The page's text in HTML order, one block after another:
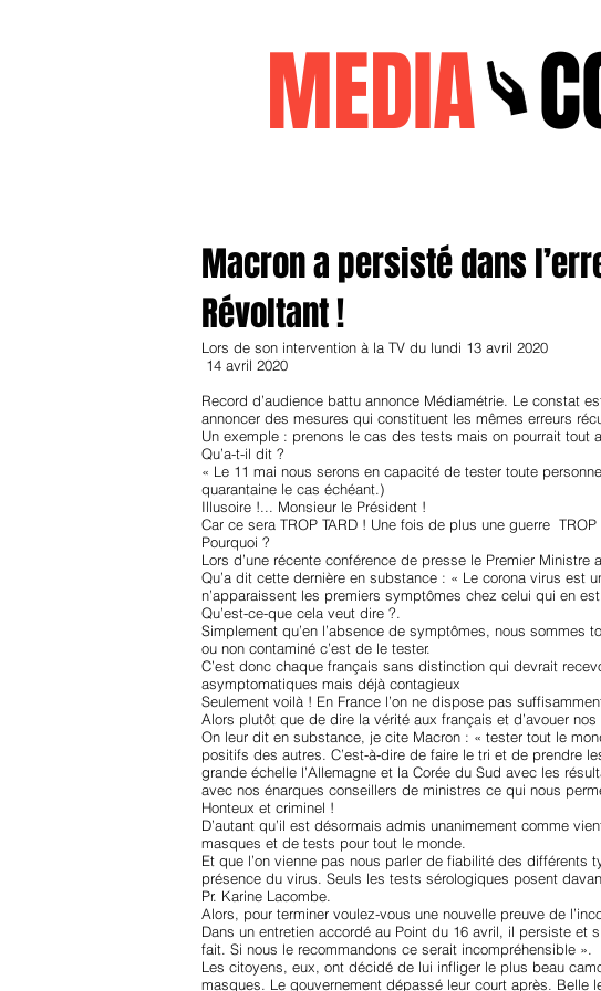
MEDIA
Macron a persisté dans
Révoltant !
Lors de son intervention à la TV du lundi 13 avril 2020
14 avril 2020
Record d’audience battu annonce Médiamétrie. Le constat
annoncer des mesures qui constituent les mêmes erreurs
Un exemple : prenons le cas des tests mais on pourrait tout
Qu’a-t-il dit ?
« Le 11 mai nous serons en capacité de tester toute
quarantaine le cas échéant.)
Illusoire !... Monsieur le Président !
Car ce sera TROP TARD ! Une fois de plus une guerre
Pourquoi ?
Lors d’une récente conférence de presse le Premier
Qu’a dit cette dernière en substance : « Le corona virus est
n’apparaissent les premiers symptômes chez celui qui en
Qu’est-ce-que cela veut dire ?.
Simplement qu’en l’absence de symptômes, nous
ou non contaminé c’est de le tester.
C’est donc chaque français sans distinction qui devrait
asymptomatiques mais déjà contagieux
Seulement voilà ! En France l’on ne dispose pas
Alors plutôt que de dire la vérité aux français et d’avouer
On leur dit en substance, je cite Macron : « tester tout le
positifs des autres. C’est-à-dire de faire le tri et de prendre
grande échelle l’Allemagne et la Corée du Sud avec les
avec nos énarques conseillers de ministres ce qui nous
Honteux et criminel !
D’autant qu’il est désormais admis unanimement comme
masques et de tests pour tout le monde.
Et que l’on vienne pas nous parler de fiabilité des
présence du virus. Seuls les tests sérologiques posent
Pr. Karine Lacombe.
Alors, pour terminer voulez-vous une nouvelle preuve de
Dans un entretien accordé au Point du 16 avril, il persiste et
fait. Si nous le recommandons ce serait incompréhensible ».
Les citoyens, eux, ont décidé de lui infliger le plus beau
masques. Le gouvernement dépassé leur court après. Belle